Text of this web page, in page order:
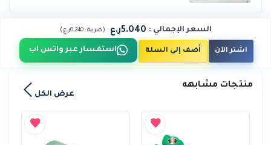
السعر الإجمالي : 5.040ر.ع (ضريبة :0.240ر.ع )
اشتر الآن أضف إلى السلة استفسار عبر واتس اب
منتجات مشابهه
عرض الكل